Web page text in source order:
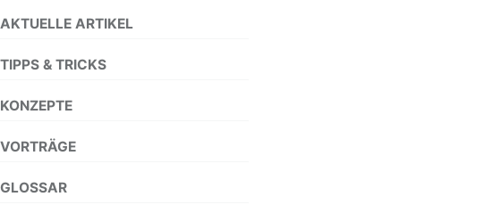
AKTUELLE ARTIKEL
TIPPS & TRICKS
KONZEPTE
VORTRÄGE
GLOSSAR